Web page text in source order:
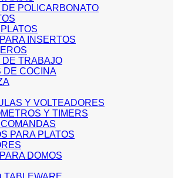
POLICARBONATO
INSERTOS
DE TRABAJO
DE COCINA
Y VOLTEADORES
Y TIMERS
PARA PLATOS
DOMOS